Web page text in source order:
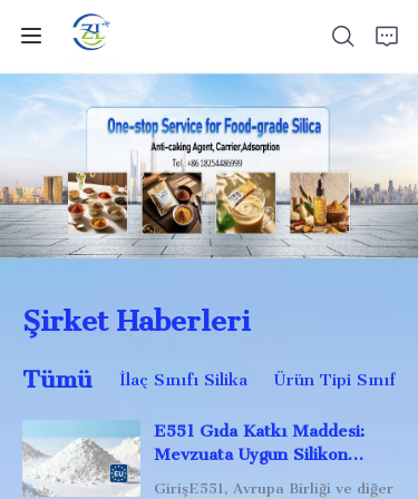
Şirket Haberleri
Tümü İlaç Sınıfı Silika Ürün Tipi
E551 Gıda Katkı Maddesi:
Mevzuata Uygun Silikon
GirişE551, Avrupa Birliği ve diğer
Ev
Ürünler
Haberler
Bütün Silika
Hakkımızda